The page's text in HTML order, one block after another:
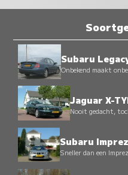
Subaru
Onbekend maakt
Jaguar X-
Nooit gedacht,
Subaru
Sneller dan een